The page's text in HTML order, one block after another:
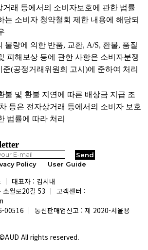
거래 등에서의 소비자보호에 관한 법률
는 소비자 청약철회 제한 내용에 해당되
불량에 의한 반품, 교환, A/S, 환불, 품질
피해보상 등에 관한 사항은 소비자분쟁
준(공정거래위원회 고시)에 준하여 처리
불 및 환불 지연에 따른 배상금 지급 조
등은 전자상거래 등에서의 소비자 보호
법률에 따라 처리
Policy User Guide
│ 대표자 : 김시내
소월로20길 53 │ 고객센터 :
00516 │ 통신판매업신고 : 제 2020-서울용
All rights reserved.